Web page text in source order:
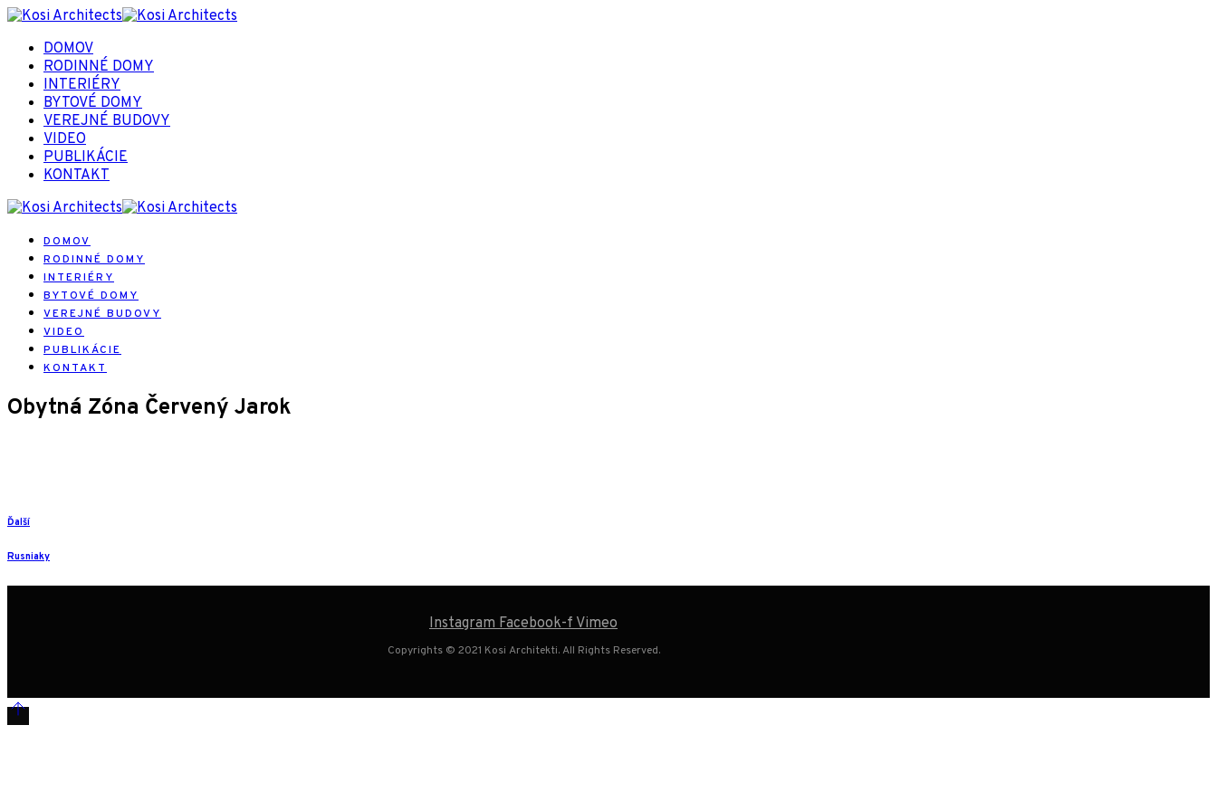
DOMOV
RODINNÉ DOMY
INTERIÉRY
BYTOVÉ DOMY
VEREJNÉ BUDOVY
VIDEO
PUBLIKÁCIE
KONTAKT
DOMOV
RODINNÉ DOMY
INTERIÉRY
BYTOVÉ DOMY
VEREJNÉ BUDOVY
VIDEO
PUBLIKÁCIE
KONTAKT
Obytná Zóna Červený Jarok
Ďalší
Rusniaky
Instagram Facebook-f Vimeo
Copyrights © 2021 Kosi Architekti. All Rights Reserved.